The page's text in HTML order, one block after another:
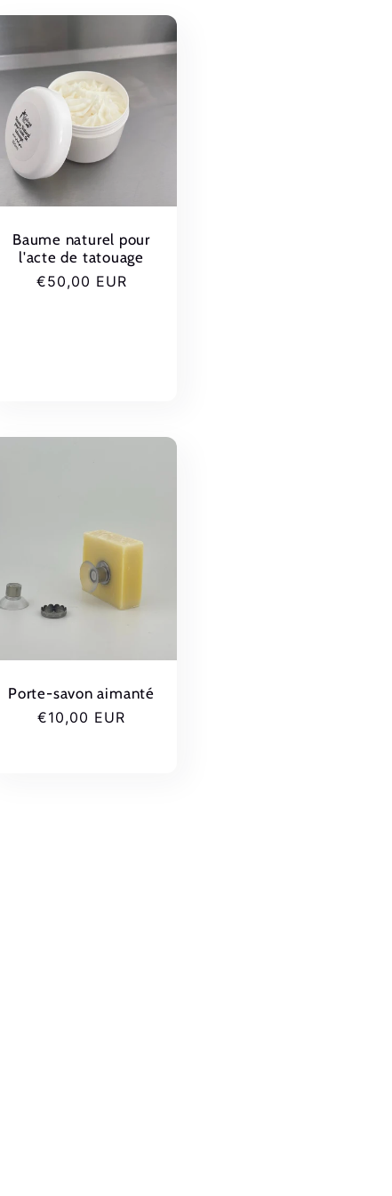
Baume naturel pour
l'acte de tatouage
Prix
€50,00 EUR
Porte-savon aimanté
Prix
€10,00 EUR